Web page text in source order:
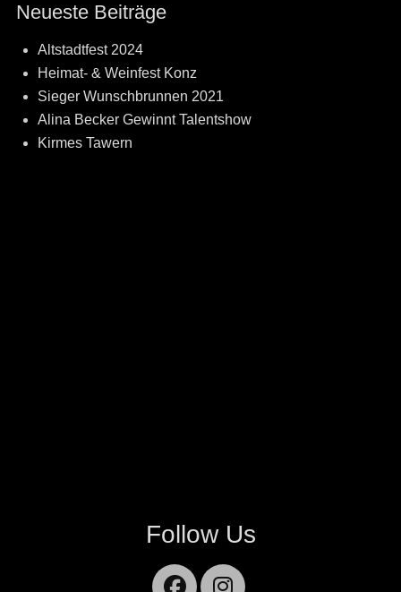
Neueste Beiträge
Altstadtfest 2024
Heimat- & Weinfest Konz
Sieger Wunschbrunnen 2021
Alina Becker Gewinnt Talentshow
Kirmes Tawern
Follow Us
Facebook
Instagram